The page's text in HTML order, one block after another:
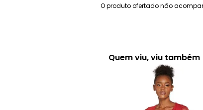
O produto ofertado não
Quem viu, viu também